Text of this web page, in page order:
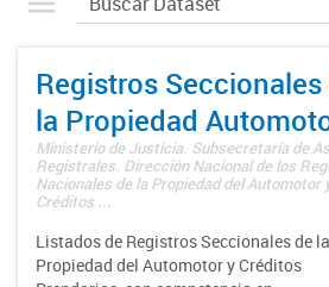
Registros Seccionales
la Propiedad
Ministerio de Justicia. Subsecretaría de
Registrales. Dirección Nacional de los
Nacionales de la Propiedad del Automotor
Créditos ...
Listados de Registros Seccionales de la
Propiedad del Automotor y Créditos